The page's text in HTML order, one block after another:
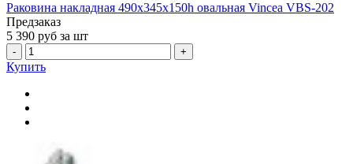
Раковина накладная 490x345x150h овальная Vincea VBS-202
Предзаказ
5 390 руб за шт
- +
Купить